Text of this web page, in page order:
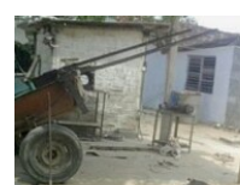
la
búsqueda
ARTE Y ENTRETENIMIENTO
OPINIÓN GRÁFICA
AUDIOVISUALES MARTÍ
RADIO MARTÍ